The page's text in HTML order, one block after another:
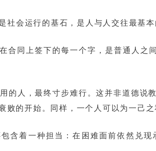
会运行的基石，是人与人交往最基本
合同上签下的每一个字，是普通人之
人，最终寸步难行。这并非道德说
的开始。同样，一个人可以为一己
含着一种担当：在困难面前依然兑